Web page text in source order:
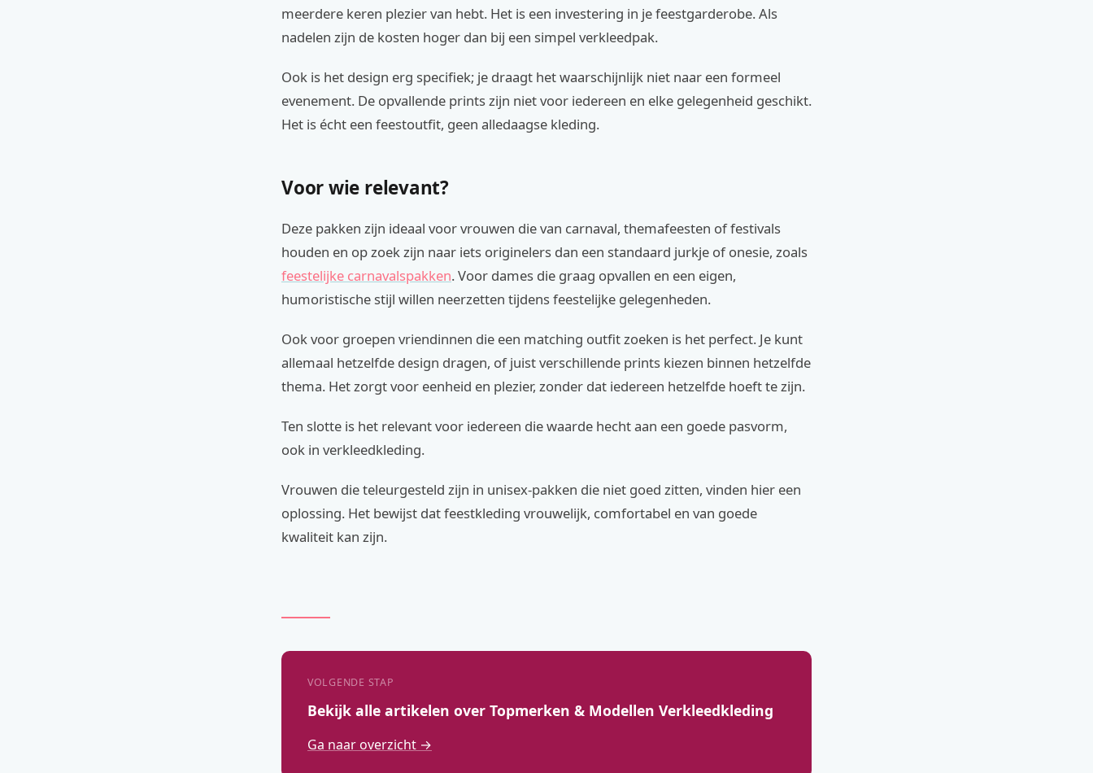
meerdere keren plezier van hebt. Het is een investering in je feestgarderobe. Als
nadelen zijn de kosten hoger dan bij een simpel verkleedpak.
Ook is het design erg specifiek; je draagt het waarschijnlijk niet naar een formeel
evenement. De opvallende prints zijn niet voor iedereen en elke gelegenheid geschikt.
Het is écht een feestoutfit, geen alledaagse kleding.
Voor wie relevant?
Deze pakken zijn ideaal voor vrouwen die van carnaval, themafeesten of festivals
houden en op zoek zijn naar iets originelers dan een standaard jurkje of onesie, zoals
feestelijke carnavalspakken. Voor dames die graag opvallen en een eigen,
humoristische stijl willen neerzetten tijdens feestelijke gelegenheden.
Ook voor groepen vriendinnen die een matching outfit zoeken is het perfect. Je kunt
allemaal hetzelfde design dragen, of juist verschillende prints kiezen binnen hetzelfde
thema. Het zorgt voor eenheid en plezier, zonder dat iedereen hetzelfde hoeft te zijn.
Ten slotte is het relevant voor iedereen die waarde hecht aan een goede pasvorm,
ook in verkleedkleding.
Vrouwen die teleurgesteld zijn in unisex-pakken die niet goed zitten, vinden hier een
oplossing. Het bewijst dat feestkleding vrouwelijk, comfortabel en van goede
kwaliteit kan zijn.
VOLGENDE STAP
Bekijk alle artikelen over Topmerken & Modellen Verkleedkleding
Ga naar overzicht →